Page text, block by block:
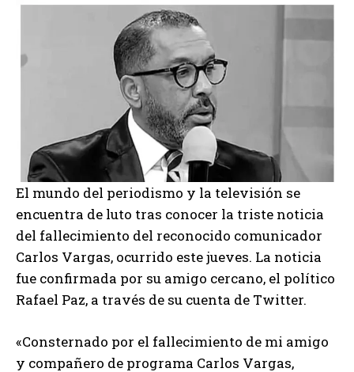
El mundo del periodismo y la televisión se
encuentra de luto tras conocer la triste noticia
del fallecimiento del reconocido comunicador
Carlos Vargas, ocurrido este jueves. La noticia
fue confirmada por su amigo cercano, el político
Rafael Paz, a través de su cuenta de Twitter.
«Consternado por el fallecimiento de mi amigo
y compañero de programa Carlos Vargas,